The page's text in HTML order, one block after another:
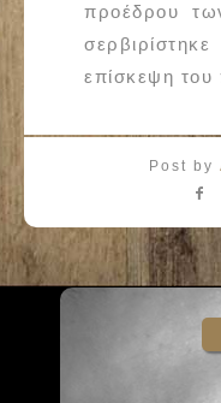
προέδρου
επίσκεψη
Post by